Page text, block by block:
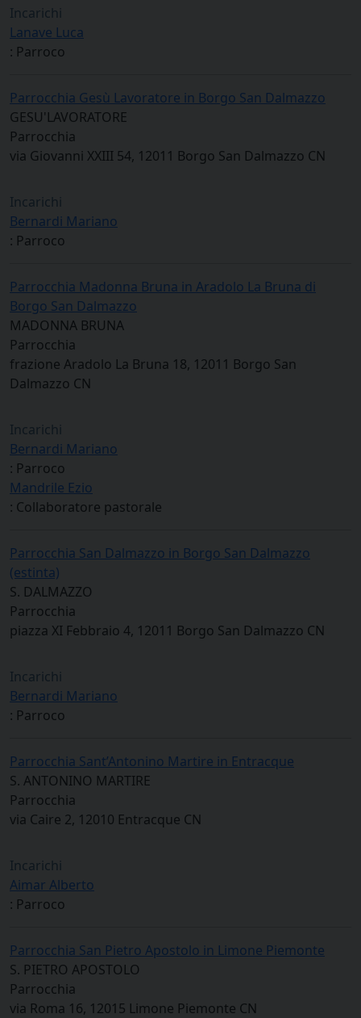
Incarichi
Lanave Luca
: Parroco
Parrocchia Gesù Lavoratore in Borgo San Dalmazzo
GESU'LAVORATORE
Parrocchia
via Giovanni XXIII 54, 12011 Borgo San Dalmazzo CN
Incarichi
Bernardi Mariano
: Parroco
Parrocchia Madonna Bruna in Aradolo La Bruna di
Borgo San Dalmazzo
MADONNA BRUNA
Parrocchia
frazione Aradolo La Bruna 18, 12011 Borgo San
Dalmazzo CN
Incarichi
Bernardi Mariano
: Parroco
Mandrile Ezio
: Collaboratore pastorale
Parrocchia San Dalmazzo in Borgo San Dalmazzo
(estinta)
S. DALMAZZO
Parrocchia
piazza XI Febbraio 4, 12011 Borgo San Dalmazzo CN
Incarichi
Bernardi Mariano
: Parroco
Parrocchia Sant’Antonino Martire in Entracque
S. ANTONINO MARTIRE
Parrocchia
via Caire 2, 12010 Entracque CN
Incarichi
Aimar Alberto
: Parroco
Parrocchia San Pietro Apostolo in Limone Piemonte
S. PIETRO APOSTOLO
Parrocchia
via Roma 16, 12015 Limone Piemonte CN